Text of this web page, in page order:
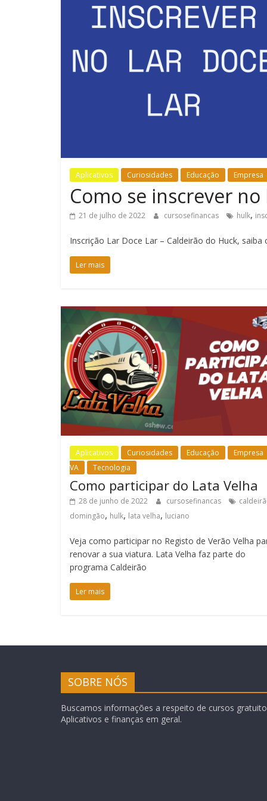
Aplicativos Curiosidades Educação Empresa
Como se inscrever no
21 de julho de 2022 cursosefinancas hulk,
Inscrição Lar Doce Lar – Caldeirão do Huck,
Ler mais
Aplicativos Curiosidades Educação Empresa
VA
Tecnologia
Como participar do Lata Velha
28 de junho de 2022 cursosefinancas
domingão, hulk, lata velha, luciano
Veja como participar no Registo de Verão Velha
renovar a sua viatura. Lata Velha faz parte do
programa Caldeirão
Ler mais
SOBRE NÓS
Buscamos informações a respeito de cursos
Aplicativos e finanças em geral.